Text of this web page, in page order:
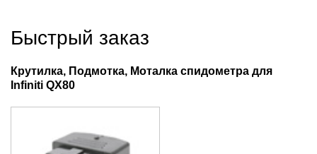
Быстрый заказ
Крутилка, Подмотка, Моталка спидометра для
Infiniti QX80